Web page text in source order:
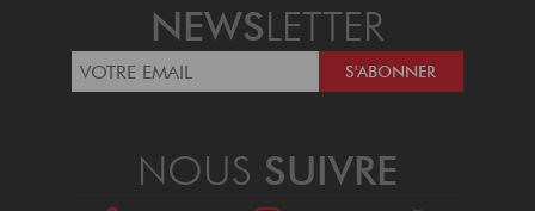
NEWSLETTER
NOUS SUIVRE